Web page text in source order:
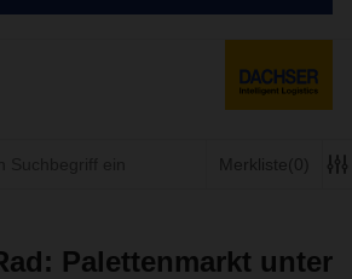
Merkliste(0)
Palettenmarkt unter